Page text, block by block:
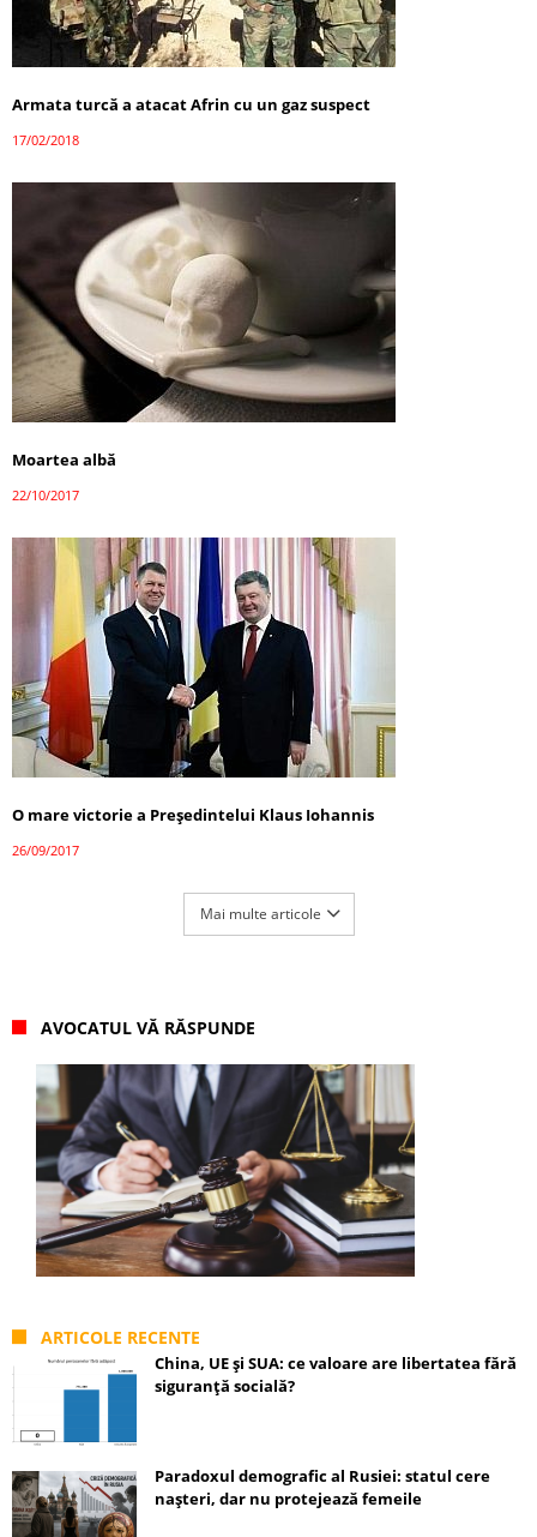
Armata turcă a atacat Afrin cu un gaz suspect
17/02/2018
Moartea albă
22/10/2017
O mare victorie a Președintelui Klaus Iohannis
26/09/2017
Mai multe articole
AVOCATUL VĂ RĂSPUNDE
ARTICOLE RECENTE
China, UE și SUA: ce valoare are libertatea fără
siguranță socială?
Paradoxul demografic al Rusiei: statul cere
nașteri, dar nu protejează femeile